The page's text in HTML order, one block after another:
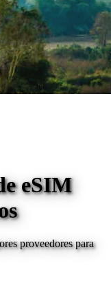
eSIM
proveedores para